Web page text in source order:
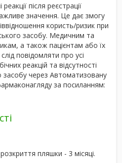
після реєстрації
значення. Це дає змогу
користь/ризик при
засобу. Медичним та
а також пацієнтам або їх
повідомляти про усі
реакцій та відсутності
засобу через Автоматизовану
за посиланням:
пляшки - 3 місяці.